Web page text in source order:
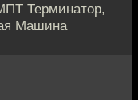
Терминатор,
Машина